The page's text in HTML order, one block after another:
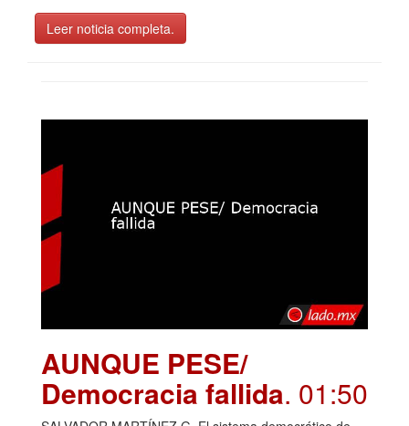
Leer noticia completa.
AUNQUE PESE/
Democracia fallida. 01:50